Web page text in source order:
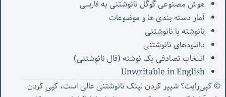
هوش مصنوعی گوگل نانوشتنی به فارسی
آمار دسته بندی ها و موضوعات
نانوشته یا نانوشتنی
دانلودهای نانوشتنی
انتخاب تصادفی یک نوشته (فال نانوشتنی)
Unwritable in English
© کپی‌رایت؟ شییر کردن لینک نانوشتنی عالی است، کپی کردن